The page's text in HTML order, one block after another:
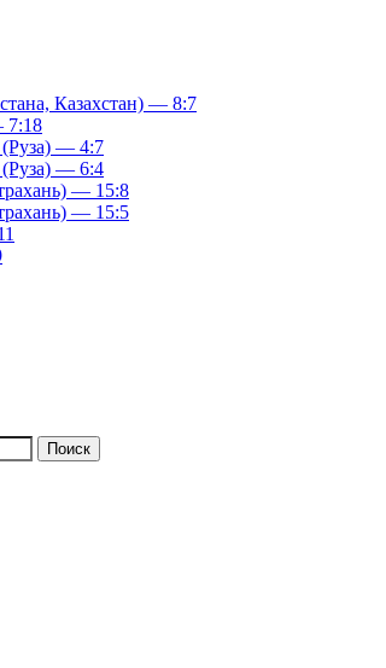
Казахстан) — 8:7
7:18
— 4:7
— 6:4
— 15:8
— 15:5